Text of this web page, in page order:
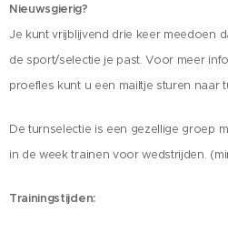
Nieuwsgierig?
Je kunt vrijblijvend drie keer meedoen
de sport/selectie je past. Voor meer
proefles kunt u een mailtje sturen naar
De turnselectie is een gezellige groep
in de week trainen voor wedstrijden.
Trainingstijden: